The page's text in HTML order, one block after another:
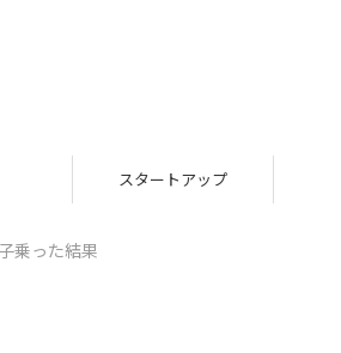
スタートアップ
乗った結果